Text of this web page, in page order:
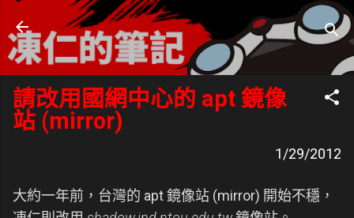
跳到主要內容
凍仁的筆記
- https://note.drx.tw
請改用國網中心的 apt 鏡像
站 (mirror)
1/29/2012
大約一年前，台灣的 apt 鏡像站 (mirror) 開始不穩，